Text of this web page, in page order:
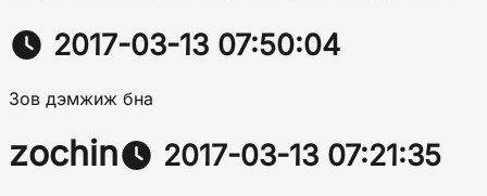
2017-03-13 07:50:04
Зов дэмжиж бна
zochin 2017-03-13 07:21:35